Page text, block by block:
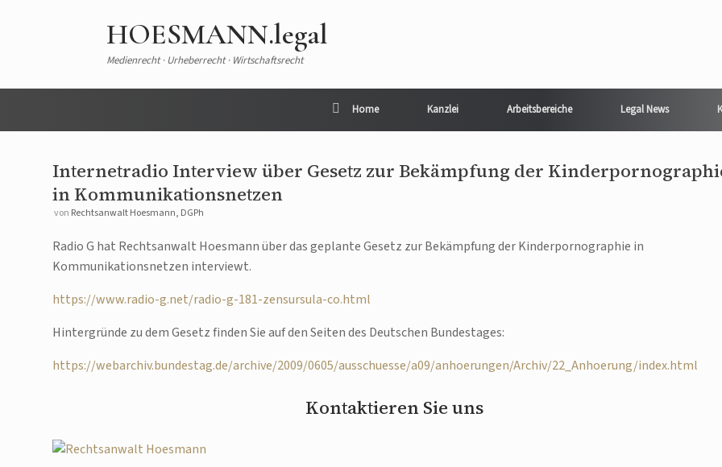
HOESMANN.legal
Medienrecht · Urheberrecht · Wirtschaftsrecht
Home Kanzlei Arbeitsbereiche Legal News
Internetradio Interview über Gesetz zur Bekämpfung der
in Kommunikationsnetzen
von Rechtsanwalt Hoesmann, DGPh
Radio G hat Rechtsanwalt Hoesmann über das geplante Gesetz zur Bekämpfung der Kinderpornographie in
Kommunikationsnetzen interviewt.
https://www.radio-g.net/radio-g-181-zensursula-co.html
Hintergründe zu dem Gesetz finden Sie auf den Seiten des Deutschen Bundestages:
https://webarchiv.bundestag.de/archive/2009/0605/ausschuesse/a09/anhoerungen/Archiv/22_Anhoerung/index.html
Kontaktieren Sie uns